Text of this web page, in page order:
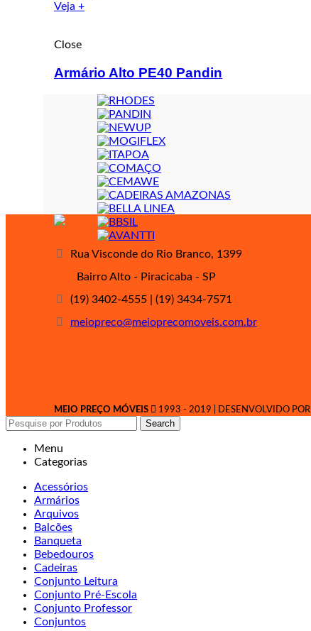
Veja +
Close
Armário Alto PE40 Pandin
Rua Visconde do Rio Branco, 1399
Bairro Alto - Piracicaba - SP
(19) 3402-4555 | (19) 3434-7571
meiopreco@meioprecomoveis.com.br
MEIO PREÇO MÓVEIS 1993 - 2019 | DESENVOLVIDO POR
Search
Menu
Categorias
Acessórios
Armários
Arquivos
Balcões
Banqueta
Bebedouros
Cadeiras
Conjunto Leitura
Conjunto Pré-Escola
Conjunto Professor
Conjuntos